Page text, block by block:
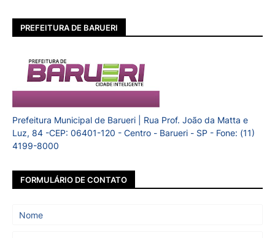
PREFEITURA DE BARUERI
Prefeitura Municipal de Barueri | Rua Prof. João da Matta e
Luz, 84 -CEP: 06401-120 - Centro - Barueri - SP - Fone: (11)
4199-8000
FORMULÁRIO DE CONTATO